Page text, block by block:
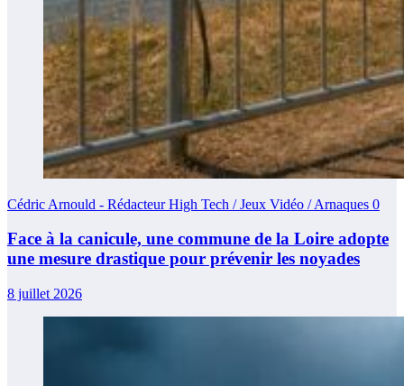
Cédric Arnould - Rédacteur High Tech / Jeux Vidéo / Arnaques 0
Face à la canicule, une commune de la Loire adopte
une mesure drastique pour prévenir les noyades
8 juillet 2026